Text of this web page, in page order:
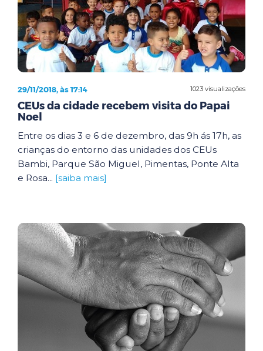
1023 visualizações
29/11/2018, às 17:14
CEUs da cidade recebem visita do Papai
Noel
Entre os dias 3 e 6 de dezembro, das 9h ás 17h, as
crianças do entorno das unidades dos CEUs
Bambi, Parque São Miguel, Pimentas, Ponte Alta
e Rosa... [saiba mais]